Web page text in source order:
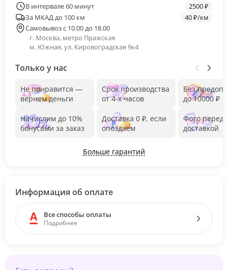
В интервале 60 минут
2500 ₽
За МКАД до 100 км
40 ₽/км
Самовывоз с 10.00 до 18.00
г. Москва, метро Пражская
м. Южная, ул. Кировоградская 9к4
Только у нас
Не понравится —
вернем деньги
Начислим до 10%
бонусами за заказ
Срок производства
от 4-х часов
Доставка 0 ₽, если
опоздаем
Без
до 10000 ₽
Фото перед
доставкой
Больше гарантий
Информация об оплате
Все способы оплаты
Подробнее